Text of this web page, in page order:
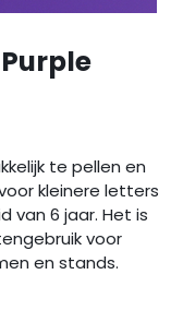
te pellen en
kleinere letters
van 6 jaar. Het is
voor
en stands.